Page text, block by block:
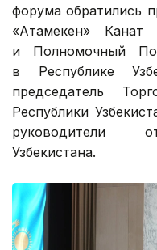
форума обратились
«Атамекен» Канат
и Полномочный
в Республике
председатель
Республики
руководители
Узбекистана.